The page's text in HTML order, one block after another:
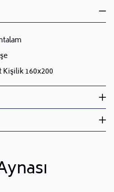
Kişilik 160x200
en kısa sürede işleme
ağımızla
şekilde